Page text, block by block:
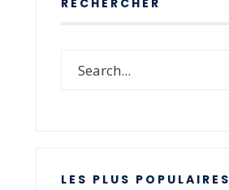
RECHERCHER
LES PLUS POPULAIRES